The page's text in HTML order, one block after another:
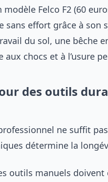
Felco F2 (60
sans effort grâce à son
du sol, une bêche
aux chocs et à l’usure
des outils
ne suffit
détermine la
outils manuels